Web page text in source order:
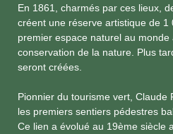
En 1861, charmés par ces lieux,
créent une réserve artistique de 1
premier espace naturel au
conservation de la nature. Plus
seront créées.
Pionnier du tourisme vert, Claude
les premiers sentiers pédestres
Ce lien a évolué au 19ème siècle